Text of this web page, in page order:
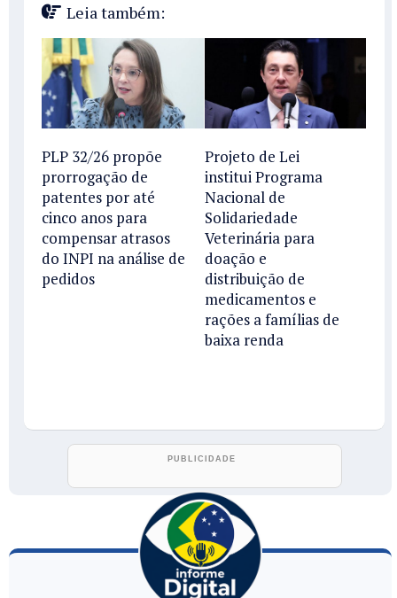
Leia também:
PLP 32/26 propõe
prorrogação de
patentes por até
cinco anos para
compensar atrasos
do INPI na análise de
pedidos
Projeto de Lei
institui Programa
Nacional de
Solidariedade
Veterinária para
doação e
distribuição de
medicamentos e
rações a famílias de
baixa renda